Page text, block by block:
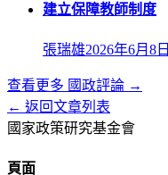
建立保障教師制度
張瑞雄2026年6月8日
查看更多 國政評論 →
← 返回文章列表
國家政策研究基金會
頁面